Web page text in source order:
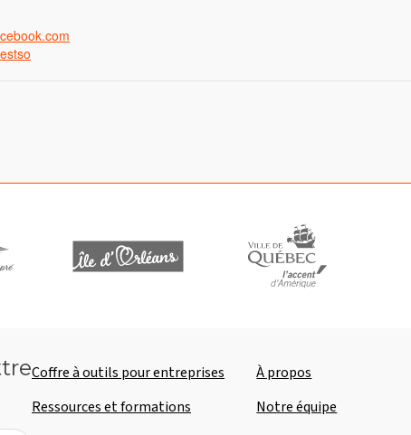
Coffre à outils pour entreprises
Ressources et formations
À propos
Notre équipe